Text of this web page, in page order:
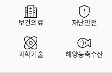
보건의료 재난안전
과학기술 해양농축수산